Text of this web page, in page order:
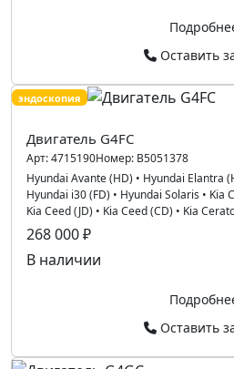
Оставить
эндоскопия
Двигатель G4FC
Арт:4715190Номер: B5051378
Hyundai Avante (HD) • Hyundai Elantra
Hyundai i30 (FD) • Hyundai Solaris • Kia
Kia Ceed (JD) • Kia Ceed (CD) • Kia
268 000 ₽
В наличии
Оставить